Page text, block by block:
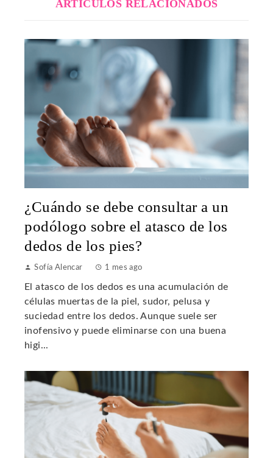
ARTÍCULOS RELACIONADOS
¿Cuándo se debe consultar a un
podólogo sobre el atasco de los
dedos de los pies?
Sofía Alencar 1 mes ago
El atasco de los dedos es una acumulación de
células muertas de la piel, sudor, pelusa y
suciedad entre los dedos. Aunque suele ser
inofensivo y puede eliminarse con una buena
higi...